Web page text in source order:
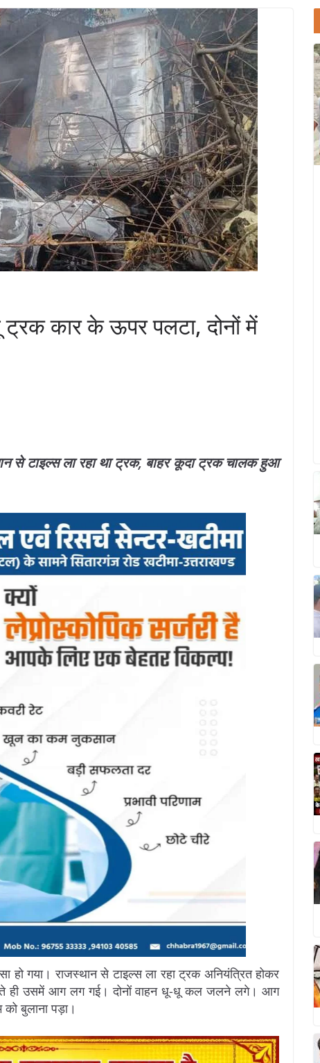
ट्रक कार के ऊपर पलटा, दोनों में
से टाइल्स ला रहा था ट्रक, बाहर कूदा ट्रक चालक हुआ
हो गया। राजस्थान से टाइल्स ला रहा ट्रक अनियंत्रित होकर
ही उसमें आग लग गई। दोनों वाहन धू-धू कल जलने लगे। आग
बुलाना पड़ा।